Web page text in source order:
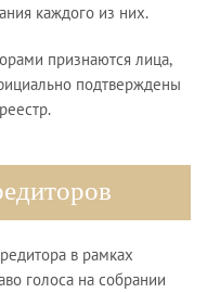
каждого из них.
признаются лица,
подтверждены
в рамках
голоса на собрании